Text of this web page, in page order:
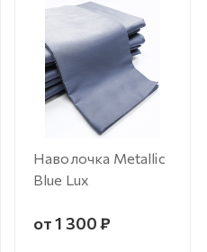
Наволочка Metallic
Blue Lux
от 1 300 ₽